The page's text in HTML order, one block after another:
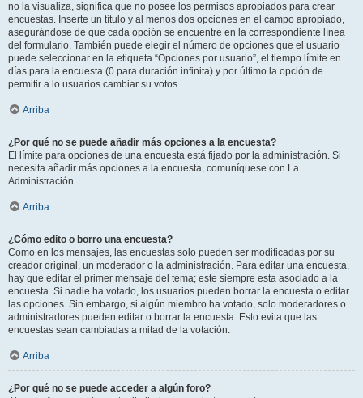
no la visualiza, significa que no posee los permisos apropiados para crear
encuestas. Inserte un título y al menos dos opciones en el campo apropiado,
asegurándose de que cada opción se encuentre en la correspondiente línea
del formulario. También puede elegir el número de opciones que el usuario
puede seleccionar en la etiqueta “Opciones por usuario”, el tiempo límite en
días para la encuesta (0 para duración infinita) y por último la opción de
permitir a lo usuarios cambiar su votos.
Arriba
¿Por qué no se puede añadir más opciones a la encuesta?
El límite para opciones de una encuesta está fijado por la administración. Si
necesita añadir más opciones a la encuesta, comuníquese con La
Administración.
Arriba
¿Cómo edito o borro una encuesta?
Como en los mensajes, las encuestas solo pueden ser modificadas por su
creador original, un moderador o la administración. Para editar una encuesta,
hay que editar el primer mensaje del tema; este siempre esta asociado a la
encuesta. Si nadie ha votado, los usuarios pueden borrar la encuesta o editar
las opciones. Sin embargo, si algún miembro ha votado, solo moderadores o
administradores pueden editar o borrar la encuesta. Esto evita que las
encuestas sean cambiadas a mitad de la votación.
Arriba
¿Por qué no se puede acceder a algún foro?